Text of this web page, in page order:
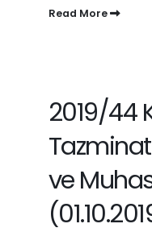
Read More
2019/44
ve